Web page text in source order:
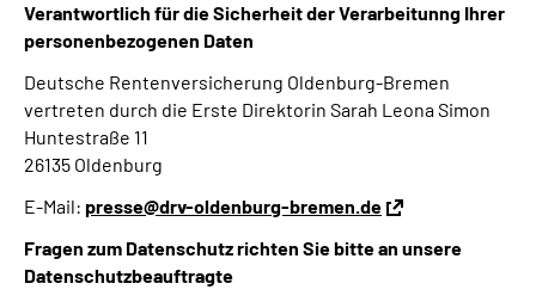
Verantwortlich für die Sicherheit der Verarbeitunng Ihrer
personenbezogenen Daten
Deutsche Rentenversicherung Oldenburg-Bremen
vertreten durch die Erste Direktorin Sarah Leona Simon
Huntestraße 11
26135 Oldenburg
E-Mail: presse@drv-oldenburg-bremen.de
Fragen zum Datenschutz richten Sie bitte an unsere
Datenschutzbeauftragte